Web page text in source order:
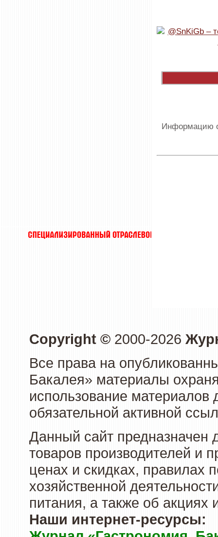
Информацию
Copyright © 2000-2026
Все права на
Бакалея» материалы
использование материалов
обязательной активной
Данный сайт предназначен
товаров производителей и
ценах и скидках, правилах
хозяйственной
питания, а также об
Наши интернет-ресурсы: